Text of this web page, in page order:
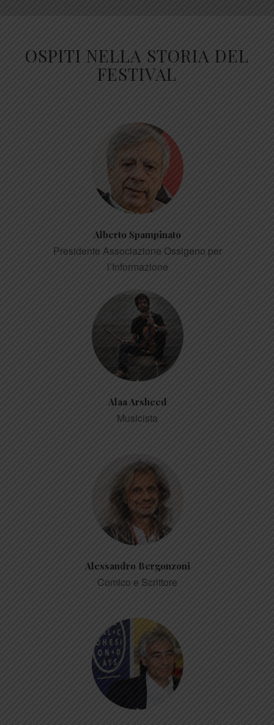
OSPITI NELLA STORIA DEL
FESTIVAL
Alberto Spampinato
Presidente Associazione Ossigeno per
l’Informazione
Alaa Arsheed
Musicista
Alessandro Bergonzoni
Comico e Scrittore